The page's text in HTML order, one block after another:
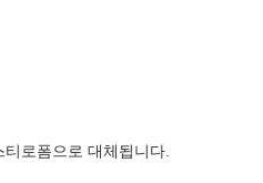
로폼으로 대체됩니다.